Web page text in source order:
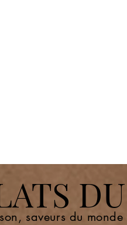
saveurs du monde